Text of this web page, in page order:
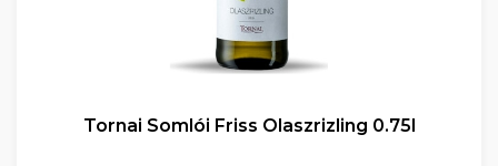
Tornai Somlói Friss Olaszrizling 0.75l